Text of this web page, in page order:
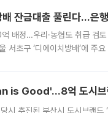
배 잔금대출 풀린다…은
배정…우리·농협도 취급 검
서초구 ‘디에이치방배’에 주
is Good'…8억 도시브
시 추진된 부산시 도시브랜